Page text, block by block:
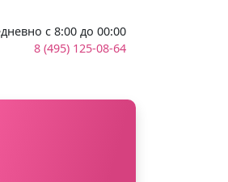
с 8:00 до 00:00
8 (495) 125-08-64